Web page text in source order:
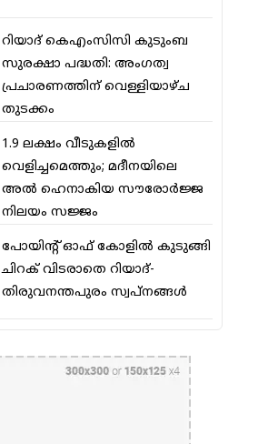
റിയാദ് കെഎംസിസി കുടുംബ
സുരക്ഷാ പദ്ധതി: അംഗത്വ
പ്രചാരണത്തിന് വെള്ളിയാഴ്ച
തുടക്കം
1.9 ലക്ഷം വീടുകളില്‍
വെളിച്ചമെത്തും; മദീനയിലെ
അല്‍ ഹെനാകിയ സൗരോര്‍ജ്ജ
നിലയം സജ്ജം
പോയിന്റ് ഓഫ് കോളില്‍ കുടുങ്ങി
ചിറക് വിടരാതെ റിയാദ്-
തിരുവനന്തപുരം സ്വപ്നങ്ങള്‍